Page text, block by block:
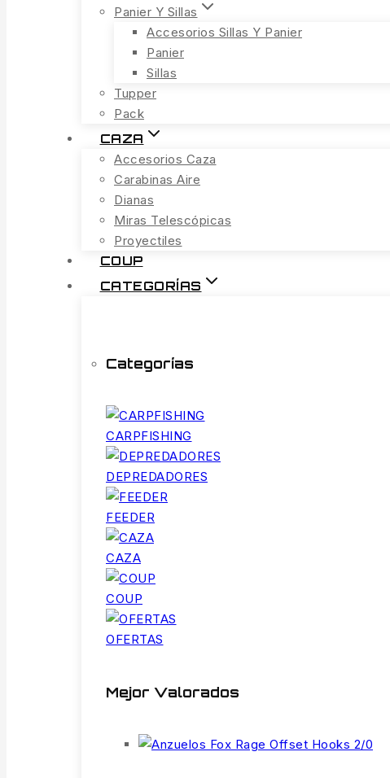
Panier Y Sillas
Accesorios Sillas Y Panier
Panier
Sillas
Tupper
Pack
CAZA
Accesorios Caza
Carabinas Aire
Dianas
Miras Telescópicas
Proyectiles
COUP
CATEGORÍAS
Categorías
CARPFISHING
DEPREDADORES
FEEDER
CAZA
COUP
OFERTAS
Mejor Valorados